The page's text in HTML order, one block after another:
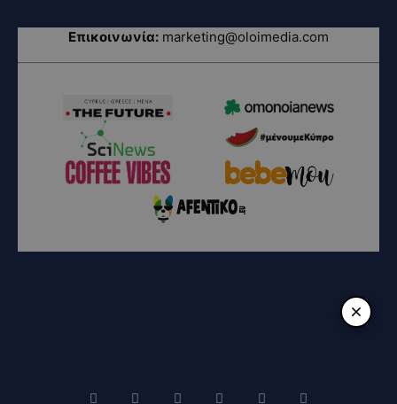
Επικοινωνία: marketing@oloimedia.com